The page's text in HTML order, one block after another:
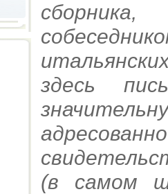
здесь
(в самом